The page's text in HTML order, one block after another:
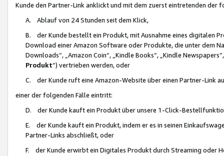
Kunde den Partner-Link anklickt und mit dem zuerst eintretenden der
A. Ablauf von 24 Stunden seit dem Klick,
B. der Kunde bestellt ein Produkt, mit Ausnahme eines digitalen
Download einer Amazon Software oder Produkte, die unter dem
Downloads“, „Amazon Coin“, „Kindle Books“, „Kindle
Produkt“) vertrieben werden, oder
C. der Kunde ruft eine Amazon-Website über einen Partner-Link
einer der folgenden Fälle eintritt:
D. der Kunde kauft ein Produkt über unsere 1-Click-
E. der Kunde kauft ein Produkt, indem er es in seinen
Partner-Links abschließt, oder
F. der Kunde erwirbt ein Digitales Produkt durch Streaming oder